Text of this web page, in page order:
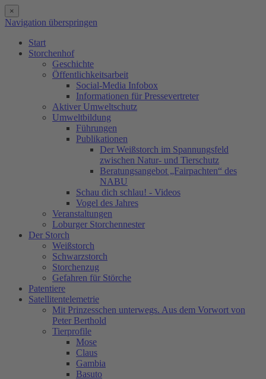
×
Navigation überspringen
Start
Storchenhof
Geschichte
Öffentlichkeitsarbeit
Social-Media Infobox
Informationen für Pressevertreter
Aktiver Umweltschutz
Umweltbildung
Führungen
Publikationen
Der Weißstorch im Spannungsfeld
zwischen Natur- und Tierschutz
Beratungsangebot „Fairpachten“ des
NABU
Schau dich schlau! - Videos
Vogel des Jahres
Veranstaltungen
Loburger Storchennester
Der Storch
Weißstorch
Schwarzstorch
Storchenzug
Gefahren für Störche
Patentiere
Satellitentelemetrie
Mit Prinzesschen unterwegs. Aus dem Vorwort von
Peter Berthold
Tierprofile
Mose
Claus
Gambia
Basuto